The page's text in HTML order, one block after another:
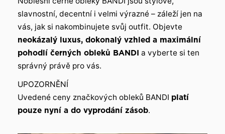
slavnostní, decentní i velmi výrazné – záleží jen na
vás, jak si nakombinujete svůj outfit. Objevte
neokázalý luxus, dokonalý vzhled a maximální
pohodlí černých obleků BANDI a vyberte si ten
správný právě pro vás.
UPOZORNĚNÍ
Uvedené ceny značkových obleků BANDI platí
pouze nyní a do vyprodání zásob.